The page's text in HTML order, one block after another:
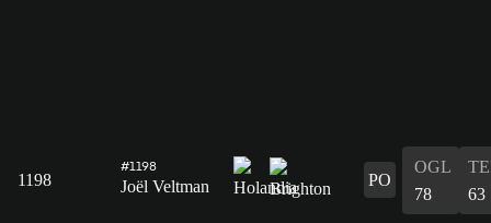
1198
#1198
Joël Veltman PO
OGL
78
63